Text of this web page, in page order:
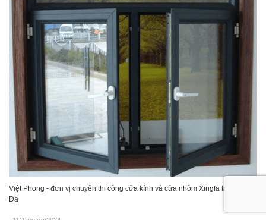
Việt Phong - đơn vị chuyên thi công cửa kính và cửa nhôm Xingfa tại Đống
Đa